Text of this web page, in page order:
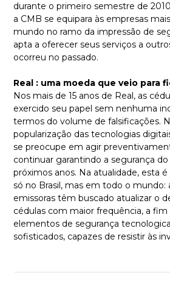
durante o primeiro semestre de
a CMB se equipara às empresas
mundo no ramo da impressão de
apta a oferecer seus serviços a
ocorreu no passado.
Real : uma moeda que veio para
Nos mais de 15 anos de Real, as
exercido seu papel sem nenhuma
termos do volume de falsificações.
popularização das tecnologias
se preocupe em agir
continuar garantindo a segurança
próximos anos. Na atualidade, esta
só no Brasil, mas em todo o mundo:
emissoras têm buscado atualizar o
cédulas com maior frequência, a
elementos de segurança
sofisticados, capazes de resistir às